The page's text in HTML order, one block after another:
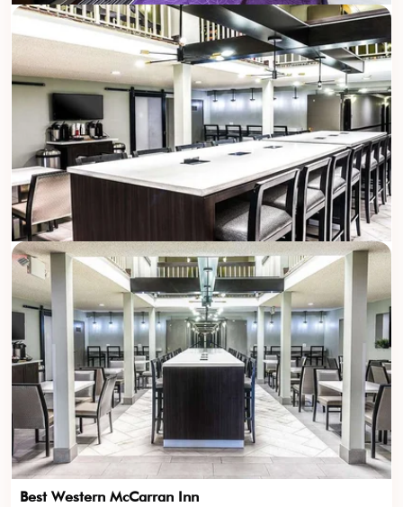
Best Western McCarran Inn